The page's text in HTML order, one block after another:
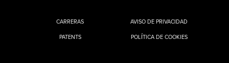
CARRERAS
PATENTS
AVISO DE PRIVACIDAD
POLÍTICA DE COOKIES